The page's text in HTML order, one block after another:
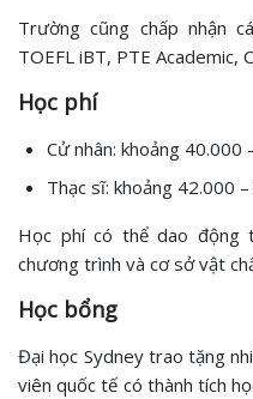
Trường cũng chấp nhận
TOEFL iBT, PTE Academic,
Học phí
Cử nhân: khoảng 40.000
Thạc sĩ: khoảng 42.000
Học phí có thể dao động
chương trình và cơ sở vật
Học bổng
Đại học Sydney trao tặng
viên quốc tế có thành tích